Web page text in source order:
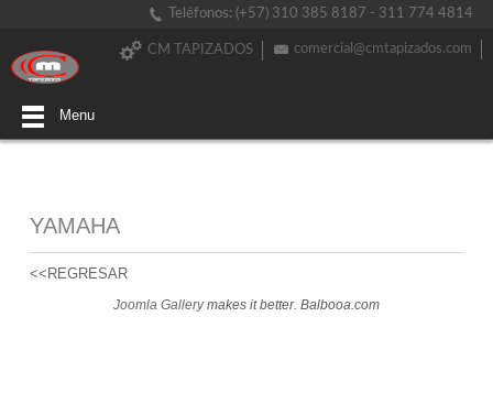
Teléfonos: (+57) 310 385 8187 - 311 774 4814
comercial@cmtapizados.com
CM TAPIZADOS
Menu
YAMAHA
<<REGRESAR
Joomla Gallerymakes it better. Balbooa.com